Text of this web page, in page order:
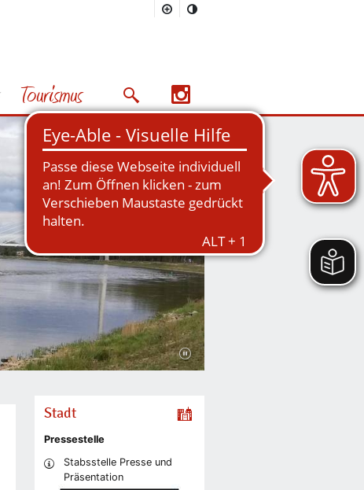
Tourismus Suchmaske öffnen/schließen
Nächstes Bild
Stadt
Pressestelle
Stabsstelle Presse und
Präsentation